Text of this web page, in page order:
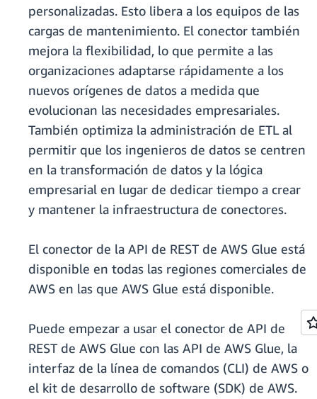
personalizadas. Esto libera a los equipos de las
cargas de mantenimiento. El conector también
mejora la flexibilidad, lo que permite a las
organizaciones adaptarse rápidamente a los
nuevos orígenes de datos a medida que
evolucionan las necesidades empresariales.
También optimiza la administración de ETL al
permitir que los ingenieros de datos se centren
en la transformación de datos y la lógica
empresarial en lugar de dedicar tiempo a crear
y mantener la infraestructura de conectores.
El conector de la API de REST de AWS Glue está
disponible en todas las regiones comerciales de
AWS en las que AWS Glue está disponible.
Puede empezar a usar el conector de API de
REST de AWS Glue con las API de AWS Glue, la
interfaz de la línea de comandos (CLI) de AWS o
el kit de desarrollo de software (SDK) de AWS.